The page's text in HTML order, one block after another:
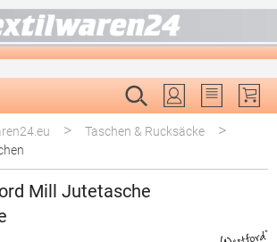
Du hast 0
> Taschen & Rucksäcke >
Mill Jutetasche